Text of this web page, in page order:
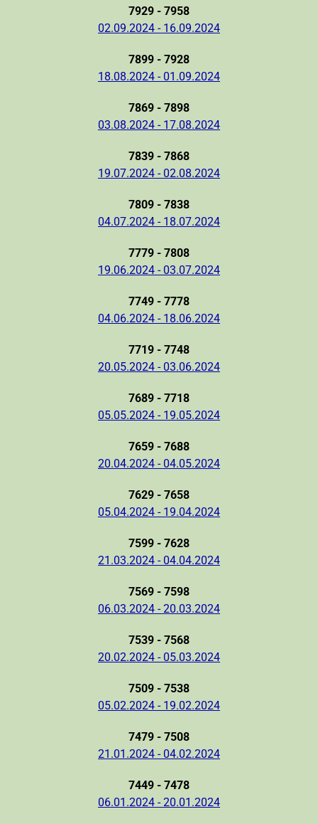
7929 - 7958
02.09.2024 - 16.09.2024
7899 - 7928
18.08.2024 - 01.09.2024
7869 - 7898
03.08.2024 - 17.08.2024
7839 - 7868
19.07.2024 - 02.08.2024
7809 - 7838
04.07.2024 - 18.07.2024
7779 - 7808
19.06.2024 - 03.07.2024
7749 - 7778
04.06.2024 - 18.06.2024
7719 - 7748
20.05.2024 - 03.06.2024
7689 - 7718
05.05.2024 - 19.05.2024
7659 - 7688
20.04.2024 - 04.05.2024
7629 - 7658
05.04.2024 - 19.04.2024
7599 - 7628
21.03.2024 - 04.04.2024
7569 - 7598
06.03.2024 - 20.03.2024
7539 - 7568
20.02.2024 - 05.03.2024
7509 - 7538
05.02.2024 - 19.02.2024
7479 - 7508
21.01.2024 - 04.02.2024
7449 - 7478
06.01.2024 - 20.01.2024